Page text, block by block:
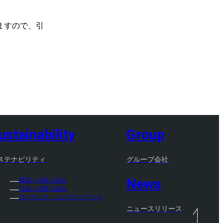
すので、引
テナビリティ
環境への取り組み
社会への取り組み
ガバナンス・コンプライアンス
Group
グループ会社
News
ニュースリリース